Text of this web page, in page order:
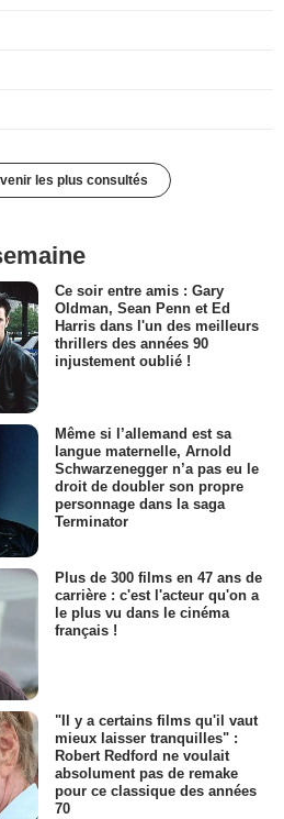
les plus consultés
Ce soir entre amis : Gary
Oldman, Sean Penn et Ed
Harris dans l'un des meilleurs
thrillers des années 90
injustement oublié !
Même si l’allemand est sa
langue maternelle, Arnold
Schwarzenegger n’a pas eu le
droit de doubler son propre
personnage dans la saga
Terminator
Plus de 300 films en 47 ans de
carrière : c'est l'acteur qu'on a
le plus vu dans le cinéma
français !
"Il y a certains films qu'il vaut
mieux laisser tranquilles" :
Robert Redford ne voulait
absolument pas de remake
pour ce classique des années
70